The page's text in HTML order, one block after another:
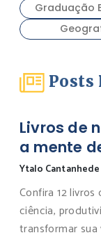
Graduação
Posts
Livros de
a mente
Ytalo Cantanhede
Confira 12
ciência,
transformar